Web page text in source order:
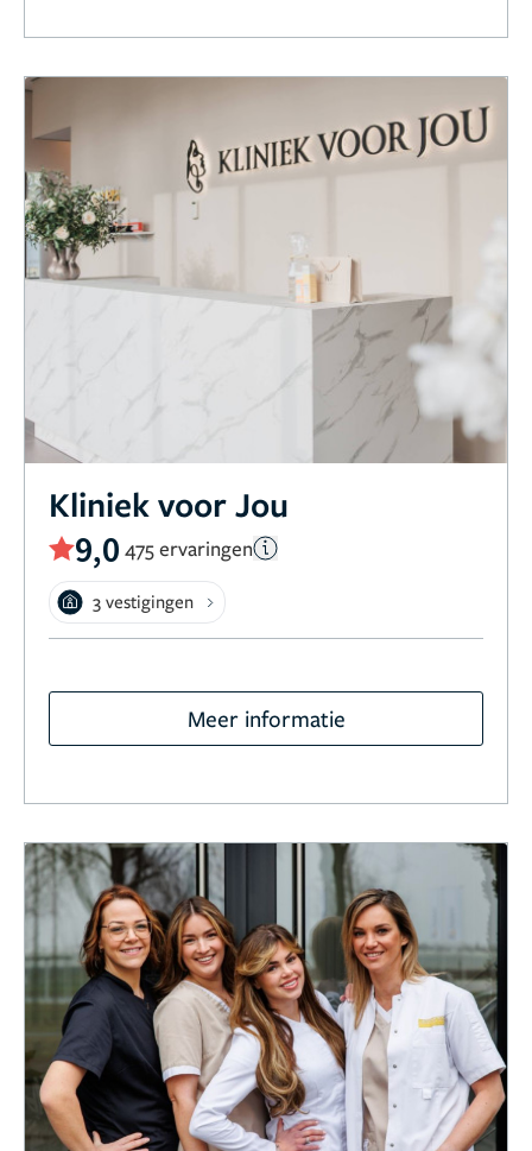
Kliniek voor Jou
9,0 475 ervaringen
3 vestigingen
Meer informatie